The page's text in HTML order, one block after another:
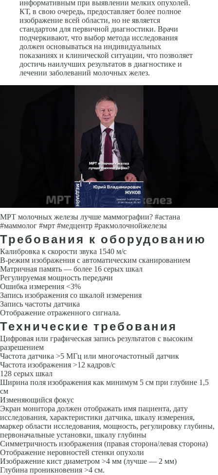
информативным при выявлении мелких опухолей.
КТ, в свою очередь, предоставляет более полное
изображение всей области, но не является
стандартом для первичной диагностики. Врачи
подчеркивают, что выбор метода исследования
должен основываться на индивидуальных
показаниях и клинической ситуации, что позволяет
достичь наилучших результатов в диагностике и
лечении заболеваний молочных желез.
МРТ молочных железы лучше маммографии? #астана
#маммолог #мрт #медцентр #ракмолочнойжелезы
Требования к оборудованию
Калибровка к скорости звука 1540 м/с
В-режим изображения с автомати­ческим сканированием
Матричная память — более 16 серых шкал
Регули­руемая мощность передачи
Ошибка измерения <3%
Запись изображения со шкалой измерения
Запись частоты датчика
Отображение отраженного сигнала.
Технические требования
Цифровая или графическая запись результатов с высоким
разрешением
Ча­стота датчика >5 МГц или многочастотный датчик
Частота изображения >12 кадров/с
128 серых шкал
Ширина поля изображения как минимум 5 см при глубине 1,5
см
Изменяющийся фокус
Экран монитора должен отображать имя пациента, дату
исследования, характеристики датчика, шка­лу измерения,
маркер области исследования, мощность, регулировку глуби­ны,
первоначальные установки, шкалу глубины
Симметричность изобра­жения (правая сторона/левая сторона)
Отображение неровностей стенки опухоли
Изображение кист диаметром >4 мм (лучше — 2 мм)
Глубина проникновения >4 см.